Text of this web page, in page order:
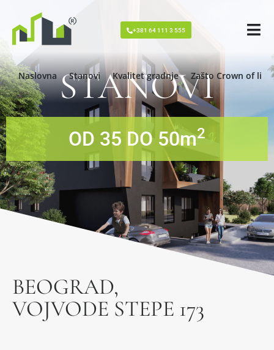
Naslovna Stanovi Kvalitet gradnje Zašto Crown of
+381 64 111 3 555
STANOVI
OD 35 DO 50m2
BEOGRAD,
VOJVODE STEPE 173